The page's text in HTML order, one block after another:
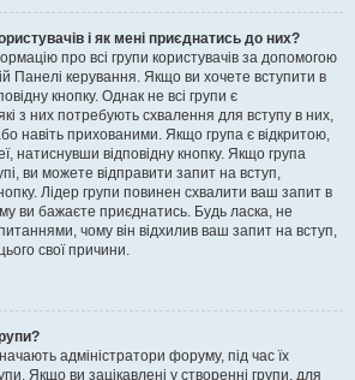
і як мені приєднатись до них?
про всі групи користувачів за допомогою
Панелі керування. Якщо ви хочете вступити в
кнопку. Однак не всі групи є
з них потребують схвалення для вступу в них,
навіть прихованими. Якщо група є відкритою,
натиснувши відповідну кнопку. Якщо група
ви можете відправити запит на вступ,
Лідер групи повинен схвалити ваш запит в
ви бажаєте приєднатись. Будь ласка, не
чому він відхилив ваш запит на вступ,
свої причини.
адміністратори форуму, під час їх
Якщо ви зацікавлені у створенні групи, для